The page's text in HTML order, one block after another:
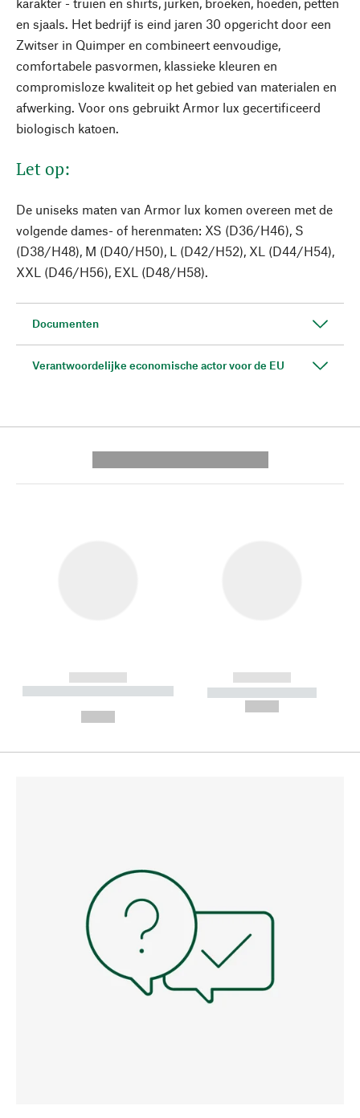
en sjaals. Het bedrijf is eind jaren 30 opgericht door een
Zwitser in Quimper en combineert eenvoudige,
comfortabele pasvormen, klassieke kleuren en
compromisloze kwaliteit op het gebied van materialen en
afwerking. Voor ons gebruikt Armor lux gecertificeerd
biologisch katoen.
Let op:
De uniseks maten van Armor lux komen overeen met de
volgende dames- of herenmaten: XS (D36/H46), S
(D38/H48), M (D40/H50), L (D42/H52), XL (D44/H54),
XXL (D46/H56), EXL (D48/H58).
Documenten
Verantwoordelijke economische actor voor de EU
------------
----------- ----------- --------
------------
----------- -----------